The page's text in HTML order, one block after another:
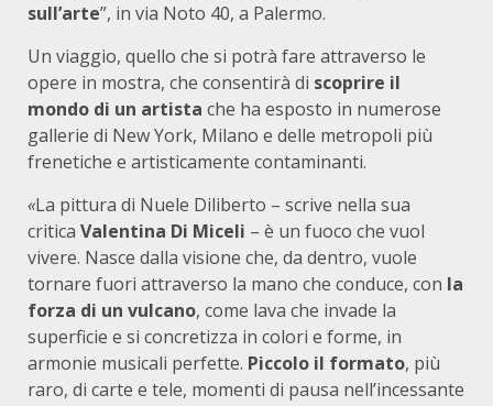
sull’arte”, in via Noto 40, a Palermo.
Un viaggio, quello che si potrà fare attraverso le
opere in mostra, che consentirà di scoprire il
mondo di un artista che ha esposto in numerose
gallerie di New York, Milano e delle metropoli più
frenetiche e artisticamente contaminanti.
«La pittura di Nuele Diliberto – scrive nella sua
critica Valentina Di Miceli – è un fuoco che vuol
vivere. Nasce dalla visione che, da dentro, vuole
tornare fuori attraverso la mano che conduce, con la
forza di un vulcano, come lava che invade la
superficie e si concretizza in colori e forme, in
armonie musicali perfette. Piccolo il formato, più
raro, di carte e tele, momenti di pausa nell’incessante